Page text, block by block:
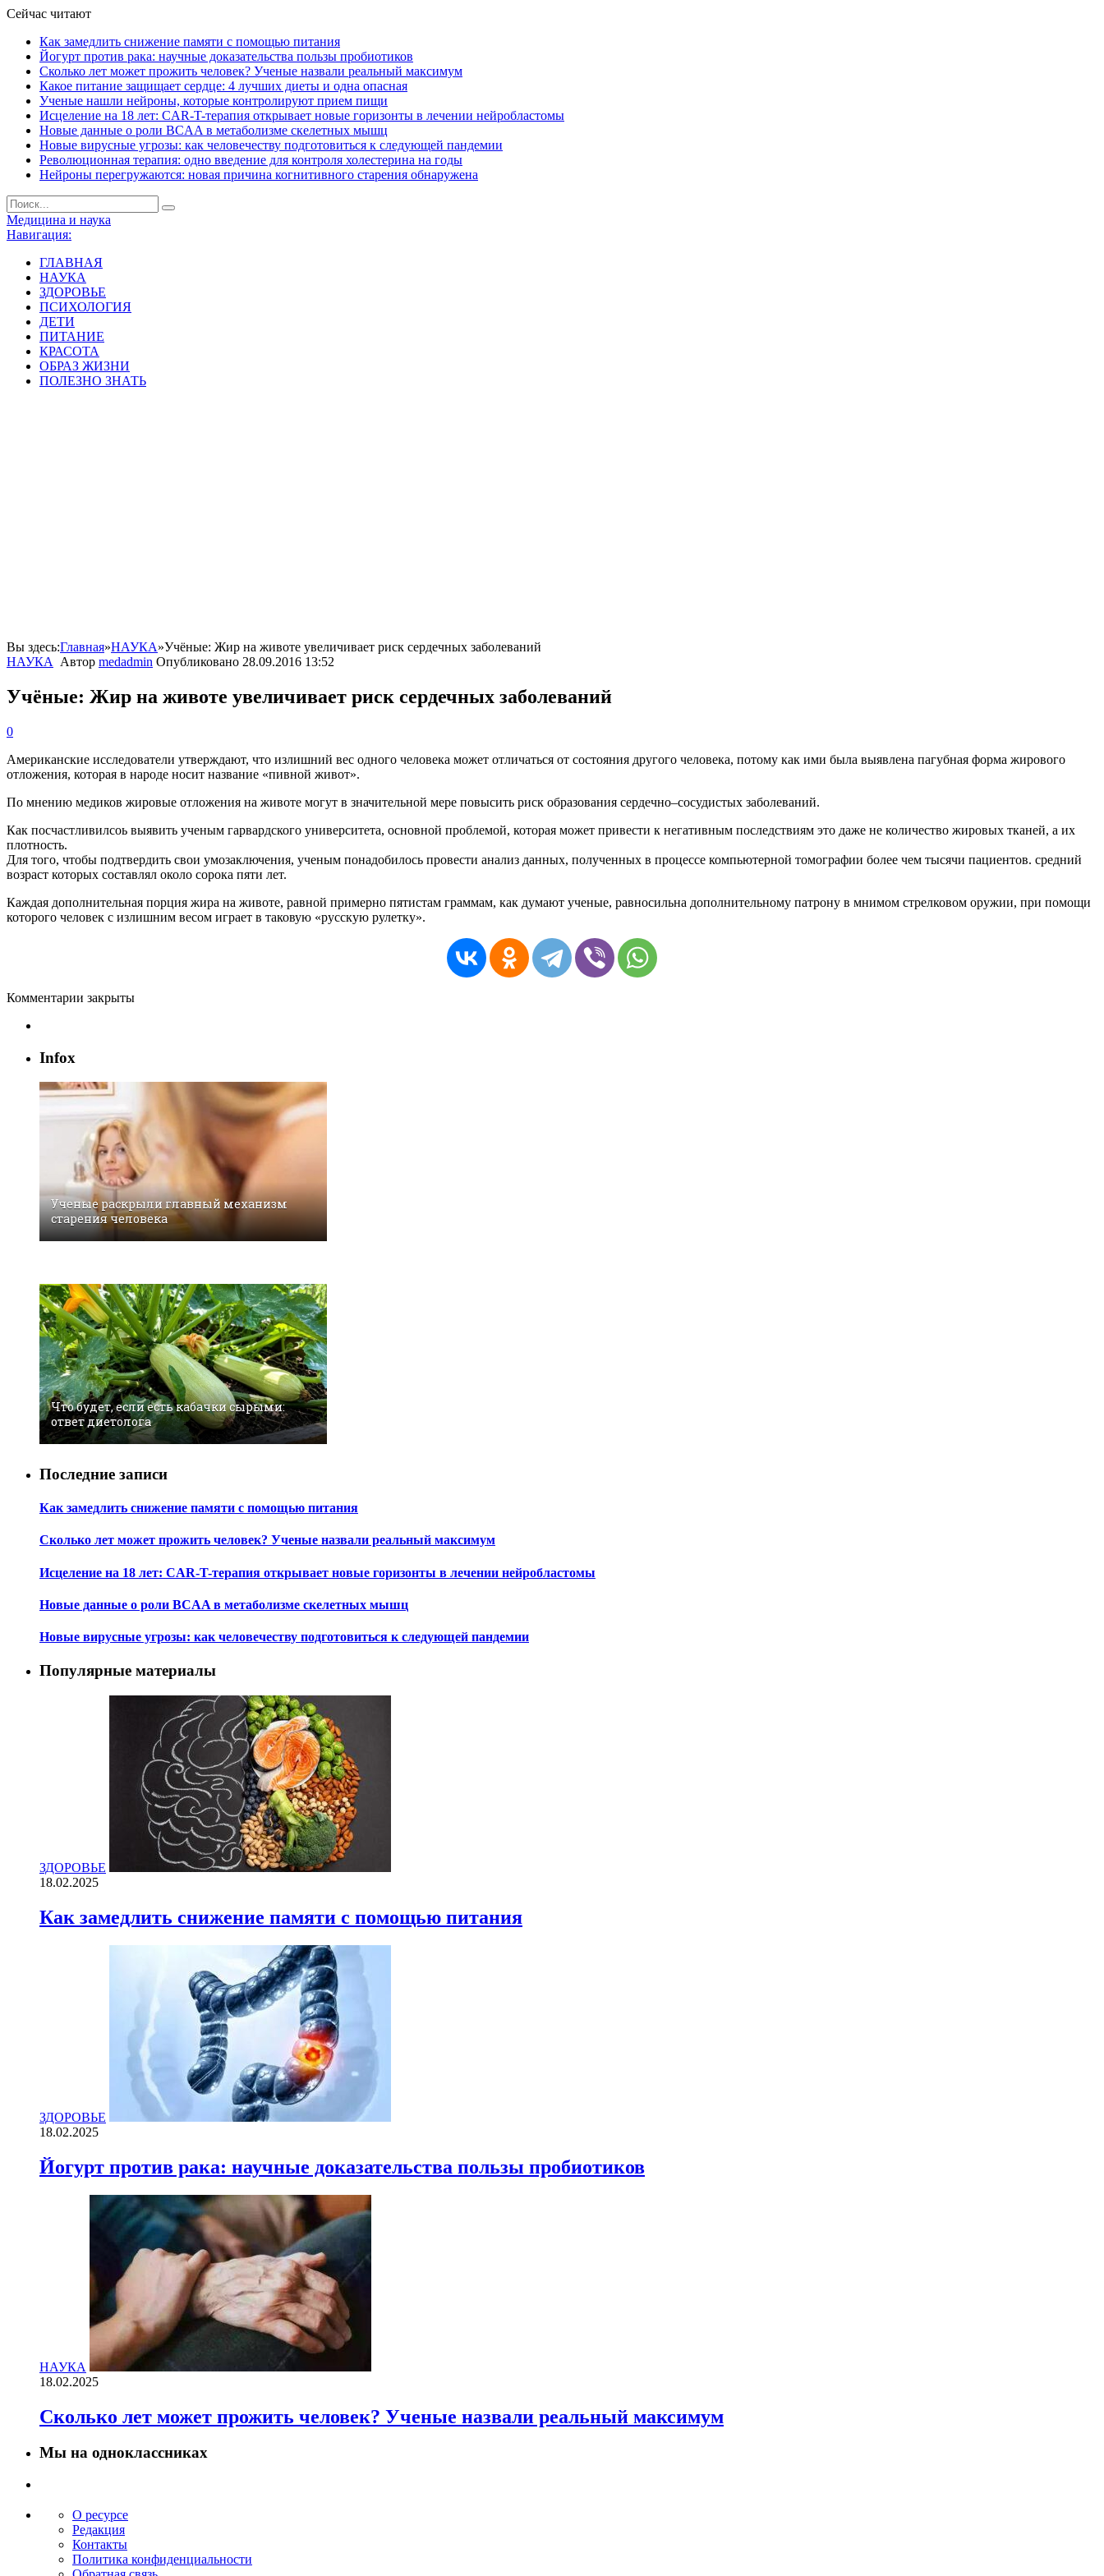
Сейчас читают
Как замедлить снижение памяти с помощью питания
Йогурт против рака: научные доказательства пользы пробиотиков
Сколько лет может прожить человек? Ученые назвали реальный максимум
Какое питание защищает сердце: 4 лучших диеты и одна опасная
Ученые нашли нейроны, которые контролируют прием пищи
Исцеление на 18 лет: CAR-T-терапия открывает новые горизонты в лечении нейробластомы
Новые данные о роли BCAA в метаболизме скелетных мышц
Новые вирусные угрозы: как человечеству подготовиться к следующей пандемии
Революционная терапия: одно введение для контроля холестерина на годы
Нейроны перегружаются: новая причина когнитивного старения обнаружена
Медицина и наука
Навигация:
ГЛАВНАЯ
НАУКА
ЗДОРОВЬЕ
ПСИХОЛОГИЯ
ДЕТИ
ПИТАНИЕ
КРАСОТА
ОБРАЗ ЖИЗНИ
ПОЛЕЗНО ЗНАТЬ
Вы здесь:Главная»НАУКА»Учёные: Жир на животе увеличивает риск сердечных заболеваний
НАУКА
Автор medadmin Опубликовано 28.09.2016 13:52
Учёные: Жир на животе увеличивает риск сердечных заболеваний
0
Американские исследователи утверждают, что излишний вес одного человека может отличаться от состояния другого человека, потому как ими была выявлена пагубная форма жирового
отложения, которая в народе носит название «пивной живот».
По мнению медиков жировые отложения на животе могут в значительной мере повысить риск образования сердечно–сосудистых заболеваний.
Как посчастливилсоь выявить ученым гарвардского университета, основной проблемой, которая может привести к негативным последствиям это даже не количество жировых тканей, а их
плотность.
Для того, чтобы подтвердить свои умозаключения, ученым понадобилось провести анализ данных, полученных в процессе компьютерной томографии более чем тысячи пациентов. средний
возраст которых составлял около сорока пяти лет.
Каждая дополнительная порция жира на животе, равной примерно пятистам граммам, как думают ученые, равносильна дополнительному патрону в мнимом стрелковом оружии, при помощи
которого человек с излишним весом играет в таковую «русскую рулетку».
Комментарии закрыты
Infox
Ученые раскрыли главный механизм
старения человека
СМИ: астрономы сообщили о странных
летающих объектах у Луны
Что будет, если есть кабачки сырыми:
ответ диетолога
Последние записи
Как замедлить снижение памяти с помощью питания
Сколько лет может прожить человек? Ученые назвали реальный максимум
Исцеление на 18 лет: CAR-T-терапия открывает новые горизонты в лечении нейробластомы
Новые данные о роли BCAA в метаболизме скелетных мышц
Новые вирусные угрозы: как человечеству подготовиться к следующей пандемии
Популярные материалы
ЗДОРОВЬЕ
18.02.2025
Как замедлить снижение памяти с помощью питания
ЗДОРОВЬЕ
18.02.2025
Йогурт против рака: научные доказательства пользы пробиотиков
НАУКА
18.02.2025
Сколько лет может прожить человек? Ученые назвали реальный максимум
Мы на одноклассниках
О ресурсе
Редакция
Контакты
Политика конфиденциальности